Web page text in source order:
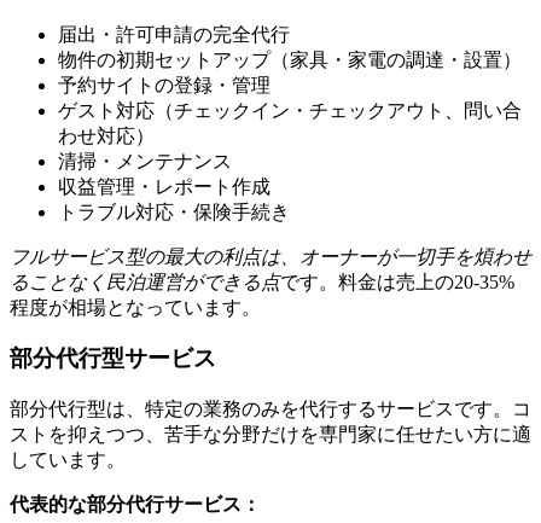
届出・許可申請の完全代行
物件の初期セットアップ（家具・家電の調達・設置）
予約サイトの登録・管理
ゲスト対応（チェックイン・チェックアウト、問い合
わせ対応）
清掃・メンテナンス
収益管理・レポート作成
トラブル対応・保険手続き
フルサービス型の最大の利点は、オーナーが一切手を煩わせ
ることなく民泊運営ができる点です。料金は売上の20-35%
程度が相場となっています。
部分代行型サービス
部分代行型は、特定の業務のみを代行するサービスです。コ
ストを抑えつつ、苦手な分野だけを専門家に任せたい方に適
しています。
代表的な部分代行サービス：